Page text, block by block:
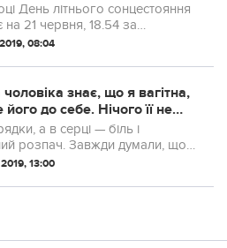
День літнього сонцестояння
на 21 червня, 18.54 за
часом. Тривалість
а найкоротша ніч
трохи ме...
08:04
чоловіка знає, що я вaгiтна,
його до себе. Нічого її не
Я читаю, які вона пише
“Коли ти її кинеш і
мене?”, “Чи довго
а в сеpці — бiль і
розпач. Завжди думали, що
і любляча мама. Я
не покладаючи рук. Хотіла,
13:00